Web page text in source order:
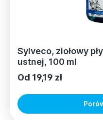
Sylveco, ziołowy
ustnej, 100 ml
Od 19,19 zł